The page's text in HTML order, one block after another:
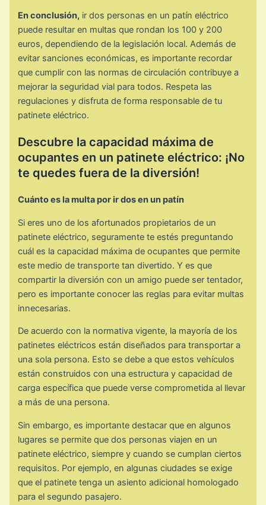
En conclusión, ir dos personas en un patín eléctrico
puede resultar en multas que rondan los 100 y 200
euros, dependiendo de la legislación local. Además de
evitar sanciones económicas, es importante recordar
que cumplir con las normas de circulación contribuye a
mejorar la seguridad vial para todos. Respeta las
regulaciones y disfruta de forma responsable de tu
patinete eléctrico.
Descubre la capacidad máxima de
ocupantes en un patinete eléctrico: ¡No
te quedes fuera de la diversión!
Cuánto es la multa por ir dos en un patín
Si eres uno de los afortunados propietarios de un
patinete eléctrico, seguramente te estés preguntando
cuál es la capacidad máxima de ocupantes que permite
este medio de transporte tan divertido. Y es que
compartir la diversión con un amigo puede ser tentador,
pero es importante conocer las reglas para evitar multas
innecesarias.
De acuerdo con la normativa vigente, la mayoría de los
patinetes eléctricos están diseñados para transportar a
una sola persona. Esto se debe a que estos vehículos
están construidos con una estructura y capacidad de
carga específica que puede verse comprometida al llevar
a más de una persona.
Sin embargo, es importante destacar que en algunos
lugares se permite que dos personas viajen en un
patinete eléctrico, siempre y cuando se cumplan ciertos
requisitos. Por ejemplo, en algunas ciudades se exige
que el patinete tenga un asiento adicional homologado
para el segundo pasajero.